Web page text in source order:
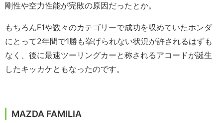
剛性や空力性能が完敗の原因だったとか。
もちろんF1や数々のカテゴリーで成功を収めていたホンダ
にとって2年間で1勝も挙げられない状況が許されるはずも
なく、後に最速ツーリングカーと称されるアコードが誕生
したキッカケともなったのです。
MAZDA FAMILIA